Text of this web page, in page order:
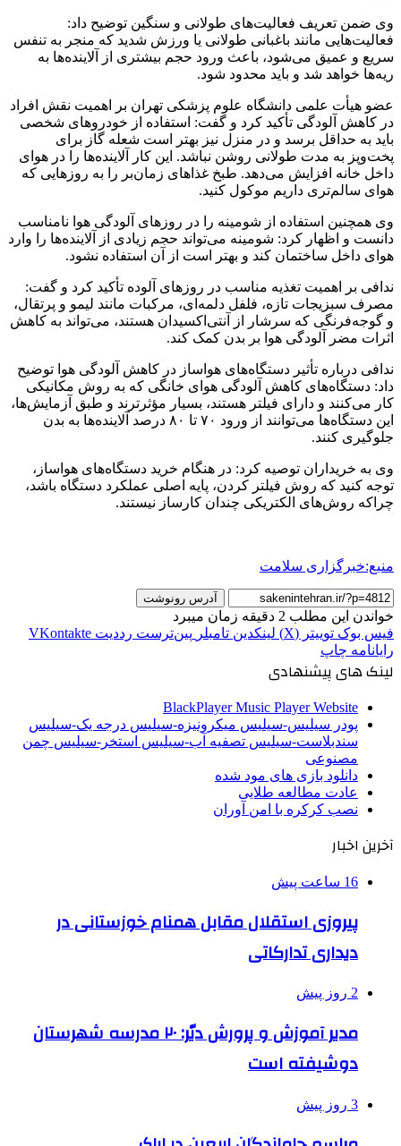
وی ضمن تعریف فعالیت‌های طولانی و سنگین توضیح داد:
فعالیت‌هایی مانند باغبانی طولانی یا ورزش شدید که منجر به تنفس
سریع و عمیق می‌شود، باعث ورود حجم بیشتری از آلاینده‌ها به
ریه‌ها خواهد شد و باید محدود شود.
عضو هیأت علمی دانشگاه علوم پزشکی تهران بر اهمیت نقش افراد
در کاهش آلودگی تأکید کرد و گفت: استفاده از خودروهای شخصی
باید به حداقل برسد و در منزل نیز بهتر است شعله گاز برای
پخت‌وپز به مدت طولانی روشن نباشد. این کار آلاینده‌ها را در هوای
داخل خانه افزایش می‌دهد. طبخ غذاهای زمان‌بر را به روزهایی که
هوای سالم‌تری داریم موکول کنید.
وی همچنین استفاده از شومینه را در روزهای آلودگی هوا نامناسب
دانست و اظهار کرد: شومینه می‌تواند حجم زیادی از آلاینده‌ها را وارد
هوای داخل ساختمان کند و بهتر است از آن استفاده نشود.
ندافی بر اهمیت تغذیه مناسب در روزهای آلوده تأکید کرد و گفت:
مصرف سبزیجات تازه، فلفل دلمه‌ای، مرکبات مانند لیمو و پرتقال،
و گوجه‌فرنگی که سرشار از آنتی‌اکسیدان هستند، می‌تواند به کاهش
اثرات مضر آلودگی هوا بر بدن کمک کند.
ندافی درباره تأثیر دستگاه‌های هواساز در کاهش آلودگی هوا توضیح
داد: دستگاه‌های کاهش آلودگی هوای خانگی که به روش مکانیکی
کار می‌کنند و دارای فیلتر هستند، بسیار مؤثرترند و طبق آزمایش‌ها،
این دستگاه‌ها می‌توانند از ورود ۷۰ تا ۸۰ درصد آلاینده‌ها به بدن
جلوگیری کنند.
وی به خریداران توصیه کرد: در هنگام خرید دستگاه‌های هواساز،
توجه کنید که روش فیلتر کردن، پایه اصلی عملکرد دستگاه باشد،
چراکه روش‌های الکتریکی چندان کارساز نیستند.
منبع:خبرگزاری سلامت
آدرس رونوشت
خواندن این مطلب 2 دقیقه زمان میبرد
فیس بوک توییتر (X) لینکدین ‫تامبلر ‫پین‌ترست ‫رددیت ‫VKontakte
رایانامه چاپ
لینک های پیشنهادی
BlackPlayer Music Player Website
پودر سیلیس-سیلیس میکرونیزه-سیلیس درجه یک-سیلیس
سندبلاست-سیلیس تصفیه آب-سیلیس استخر-سیلیس چمن
مصنوعی
دانلود بازی های مود شده
عادت مطالعه طلایی
نصب کرکره با امن آوران
آخرین اخبار
16 ساعت پیش
پیروزی استقلال مقابل همنام خوزستانی در
دیداری تدارکاتی
2 روز پیش
مدیر آموزش و پرورش دیّر: ۲۰ مدرسه شهرستان
دوشیفته است
3 روز پیش